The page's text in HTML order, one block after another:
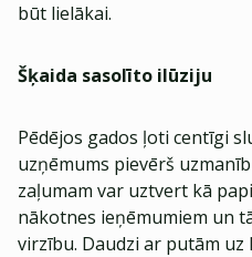
būt lielākai.
Šķaida sasolīto ilūziju
Pēdējos gados ļoti centīgi
uzņēmums pievērš
zaļumam var uztvert kā
nākotnes ieņēmumiem un
virzību. Daudzi ar putām uz